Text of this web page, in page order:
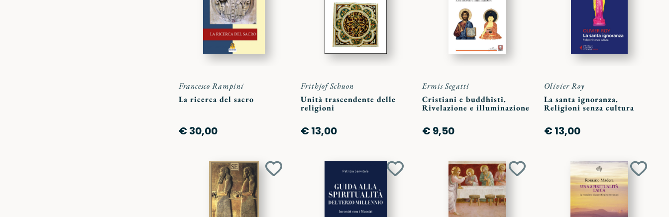
Francesco Rampini
La ricerca del sacro
€ 30,00
Frithjof Schuon
Unità trascendente delle
religioni
€ 13,00
Ermis Segatti
Cristiani e buddhisti.
Rivelazione e illuminazione
€ 9,50
Olivier Roy
La santa ignoranza.
Religioni senza cultura
€ 13,00
Aggiungi
Aggiungi
Aggiungi